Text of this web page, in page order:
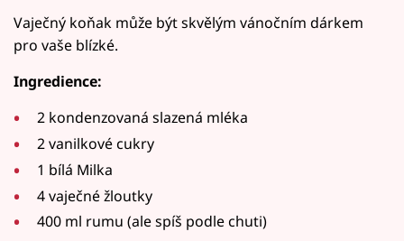
Vaječný koňak může být skvělým vánočním dárkem
pro vaše blízké.
Ingredience:
2 kondenzovaná slazená mléka
2 vanilkové cukry
1 bílá Milka
4 vaječné žloutky
400 ml rumu (ale spíš podle chuti)